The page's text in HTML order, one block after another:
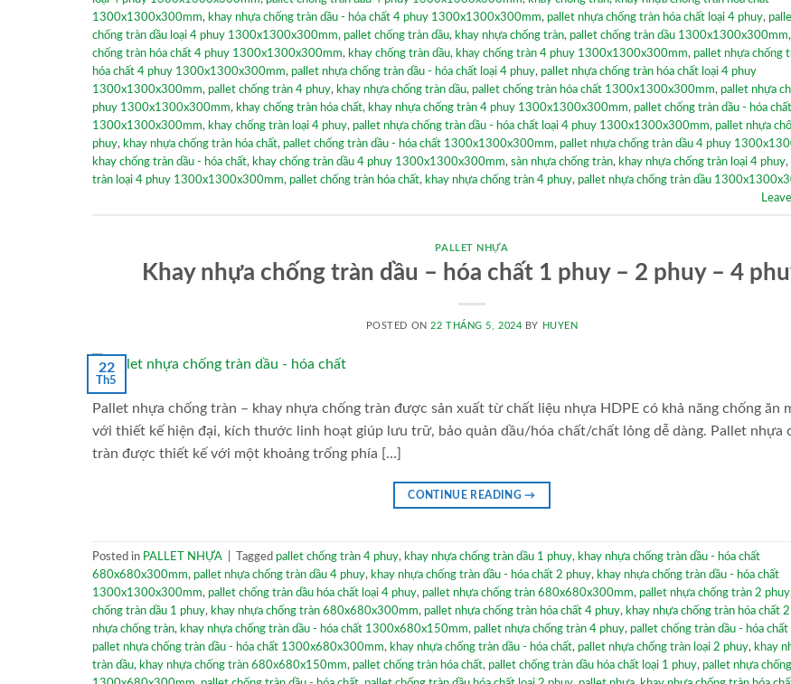
1300x1300x300mm, khay nhựa chống tràn dầu - hóa chất 4 phuy 1300x1300x300mm, pallet nhựa chống tràn hóa chất loại 4 phuy,
chống tràn dầu loại 4 phuy 1300x1300x300mm, pallet chống tràn dầu, khay nhựa chống tràn, pallet chống tràn dầu 1300x1300x300mm,
chống tràn hóa chất 4 phuy 1300x1300x300mm, khay chống tràn dầu, khay chống tràn 4 phuy 1300x1300x300mm, pallet nhựa chống
hóa chất 4 phuy 1300x1300x300mm, pallet nhựa chống tràn dầu - hóa chất loại 4 phuy, pallet nhựa chống tràn hóa chất loại 4 phuy
1300x1300x300mm, pallet chống tràn 4 phuy, khay nhựa chống tràn dầu, pallet chống tràn hóa chất 1300x1300x300mm, pallet nhựa
phuy 1300x1300x300mm, khay chống tràn hóa chất, khay nhựa chống tràn 4 phuy 1300x1300x300mm, pallet chống tràn dầu - hóa
1300x1300x300mm, khay chống tràn loại 4 phuy, pallet nhựa chống tràn dầu - hóa chất loại 4 phuy 1300x1300x300mm, pallet nhựa
phuy, khay nhựa chống tràn hóa chất, pallet chống tràn dầu - hóa chất 1300x1300x300mm, pallet nhựa chống tràn dầu 4 phuy
khay chống tràn dầu - hóa chất, khay chống tràn dầu 4 phuy 1300x1300x300mm, sàn nhựa chống tràn, khay nhựa chống tràn loại 4 phuy,
tràn loại 4 phuy 1300x1300x300mm, pallet chống tràn hóa chất, khay nhựa chống tràn 4 phuy, pallet nhựa chống tràn dầu
PALLET NHỰA
Khay nhựa chống tràn dầu – hóa chất 1 phuy – 2 phuy – 4
POSTED ON22 THÁNG 5, 2024 BY HUYEN
22
Th5
Pallet nhựa chống tràn – khay nhựa chống tràn được sản xuất từ chất liệu nhựa HDPE có khả năng chống ăn
với thiết kế hiện đại, kích thước linh hoạt giúp lưu trữ, bảo quản dầu/hóa chất/chất lỏng dễ dàng. Pallet nhựa
tràn được thiết kế với một khoảng trống phía […]
CONTINUE READING→
Posted in PALLET NHỰA Tagged pallet chống tràn 4 phuy, khay nhựa chống tràn dầu 1 phuy, khay nhựa chống tràn dầu - hóa chất
680x680x300mm, pallet nhựa chống tràn dầu 4 phuy, khay nhựa chống tràn dầu - hóa chất 2 phuy, khay nhựa chống tràn dầu - hóa chất
1300x1300x300mm, pallet chống tràn dầu hóa chất loại 4 phuy, pallet nhựa chống tràn 680x680x300mm, pallet nhựa chống tràn 2 phuy
chống tràn dầu 1 phuy, khay nhựa chống tràn 680x680x300mm, pallet nhựa chống tràn hóa chất 4 phuy, khay nhựa chống tràn hóa chất
nhựa chống tràn, khay nhựa chống tràn dầu - hóa chất 1300x680x150mm, pallet nhựa chống tràn 4 phuy, pallet chống tràn dầu - hóa
pallet nhựa chống tràn dầu - hóa chất 1300x680x300mm, khay nhựa chống tràn dầu - hóa chất, pallet nhựa chống tràn loại 2 phuy, khay
tràn dầu, khay nhựa chống tràn 680x680x150mm, pallet chống tràn hóa chất, pallet chống tràn dầu hóa chất loại 1 phuy, pallet nhựa